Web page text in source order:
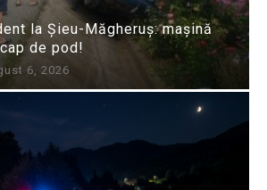
la Șieu-Măgheruș: mașină
de pod!
6, 2026